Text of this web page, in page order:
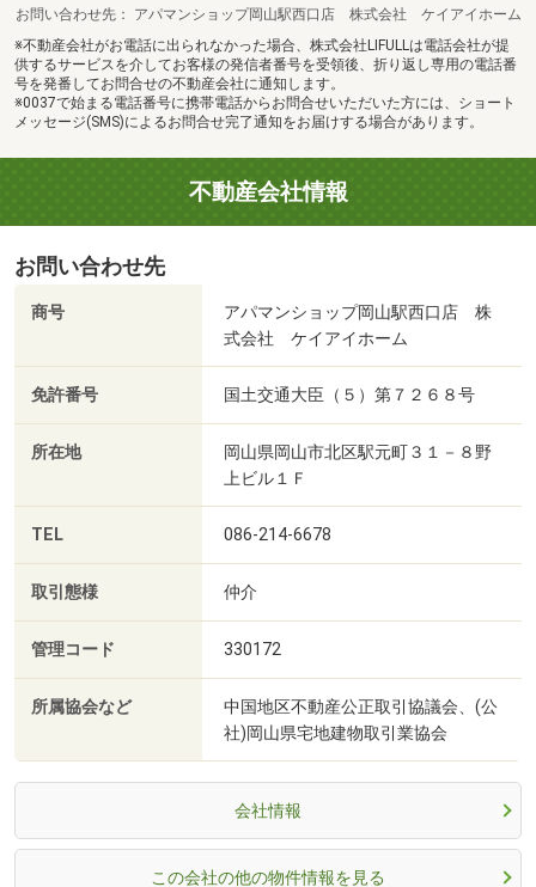
お問い合わせ先
アパマンショップ岡山駅西口店 株式会社 ケイアイホーム
※不動産会社がお電話に出られなかった場合、株式会社LIFULLは電話会社が提
供するサービスを介してお客様の発信者番号を受領後、折り返し専用の電話番
号を発番してお問合せの不動産会社に通知します。
※0037で始まる電話番号に携帯電話からお問合せいただいた方には、ショート
メッセージ(SMS)によるお問合せ完了通知をお届けする場合があります。
不動産会社情報
お問い合わせ先
商号
アパマンショップ岡山駅西口店 株
式会社 ケイアイホーム
免許番号 国土交通大臣（５）第７２６８号
所在地
岡山県岡山市北区駅元町３１－８野
上ビル１Ｆ
TEL 086-214-6678
取引態様 仲介
管理コード 330172
所属協会など
中国地区不動産公正取引協議会、(公
社)岡山県宅地建物取引業協会
会社情報
この会社の他の物件情報を見る